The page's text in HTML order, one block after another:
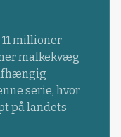
millioner
malkekvæg
serie, hvor
på landets